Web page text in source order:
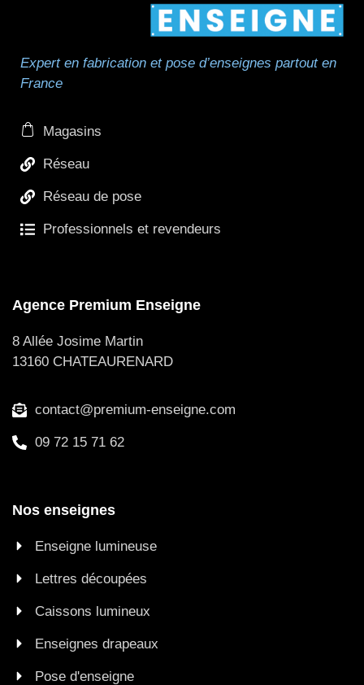
Expert en fabrication et pose d’enseignes partout en
France
Magasins
Réseau
Réseau de pose
Professionnels et revendeurs
Agence Premium Enseigne
8 Allée Josime Martin
13160 CHATEAURENARD
contact@premium-enseigne.com
09 72 15 71 62
Nos enseignes
Enseigne lumineuse
Lettres découpées
Caissons lumineux
Enseignes drapeaux
Pose d'enseigne